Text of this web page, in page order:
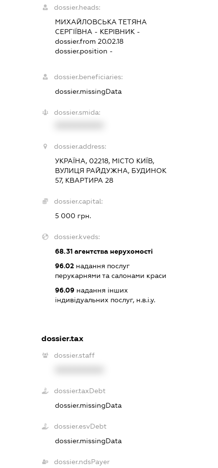
dossier.heads:
МИХАЙЛОВСЬКА ТЕТЯНА
СЕРГІЇВНА - КЕРІВНИК -
dossier.from 20.02.18
dossier.position -
dossier.beneficiaries:
dossier.missingData
dossier.smida:
dossier.address:
УКРАЇНА, 02218, МІСТО КИЇВ,
ВУЛИЦЯ РАЙДУЖНА, БУДИНОК
57, КВАРТИРА 28
dossier.capital:
5 000 грн.
dossier.kveds:
68.31 агентства нерухомості
96.02 надання послуг
перукарнями та салонами краси
96.09 надання інших
індивідуальних послуг, н.в.і.у.
dossier.tax
dossier.staff
dossier.taxDebt
dossier.missingData
dossier.esvDebt
dossier.missingData
dossier.ndsPayer